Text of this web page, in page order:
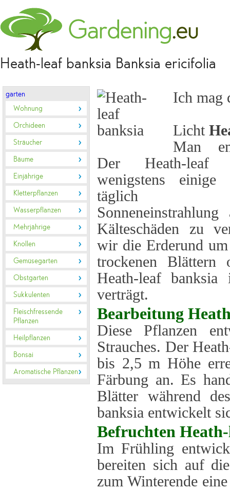
Heath-leaf banksia Banksia ericifolia
garten
Wohnung
Orchideen
Sträucher
Bäume
Einjährige
Kletterpflanzen
Wasserpflanzen
Mehrjährige
Knollen
Gemüsegarten
Obstgarten
Sukkulenten
Fleischfressende
Pflanzen
Heilpflanzen
Bonsai
Aromatische Pflanzen
Ich mag
Licht
Man
Der Heath-leaf
wenigstens einige
täglich
Kälteschäden zu
wir die Erderund
trockenen Blättern
Heath-leaf
verträgt.
Bearbeitung
Diese Pflanzen
Strauches. Der
bis 2,5 m Höhe
Färbung an. Es
Blätter während
banksia entwickelt
Befruchten
Im Frühling
bereiten sich auf
zum Winterende